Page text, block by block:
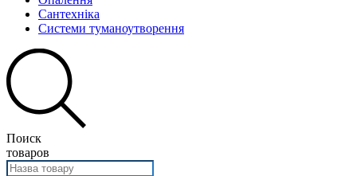
Сантехніка
Системи туманоутворення
Поиск
товаров